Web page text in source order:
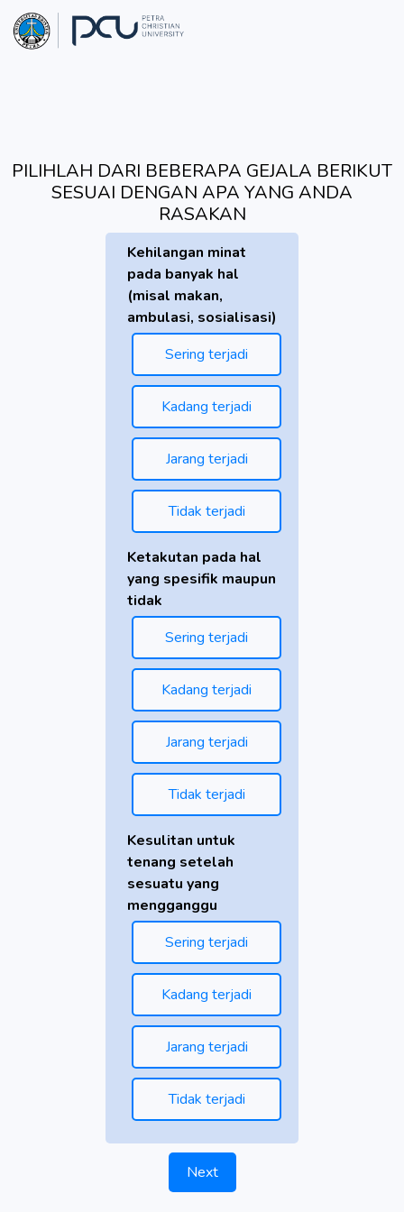
PILIHLAH DARI BEBERAPA GEJALA BERIKUT
SESUAI DENGAN APA YANG ANDA
RASAKAN
Kehilangan minat
pada banyak hal
(misal makan,
ambulasi, sosialisasi)
Sering terjadi
Kadang terjadi
Jarang terjadi
Tidak terjadi
Ketakutan pada hal
yang spesifik maupun
tidak
Sering terjadi
Kadang terjadi
Jarang terjadi
Tidak terjadi
Kesulitan untuk
tenang setelah
sesuatu yang
mengganggu
Sering terjadi
Kadang terjadi
Jarang terjadi
Tidak terjadi
Next